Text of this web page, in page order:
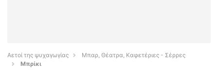
Αετοί της ψυχαγωγίας
Μπαρ, Θέατρα, Καφετέριες - Σέρρες
Μπρίκι